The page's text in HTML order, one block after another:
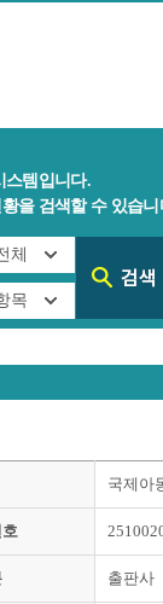
스템입니다.
을 검색할 수 있습니
국제아
출판사